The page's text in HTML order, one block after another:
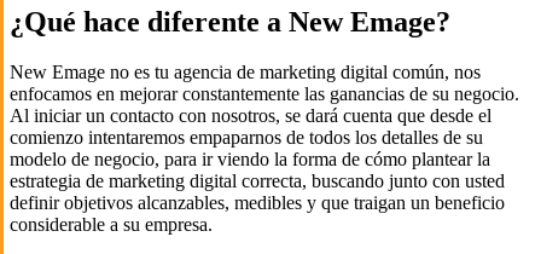
¿Qué hace diferente a New Emage?
New Emage no es tu agencia de marketing digital común, nos
enfocamos en mejorar constantemente las ganancias de su negocio.
Al iniciar un contacto con nosotros, se dará cuenta que desde el
comienzo intentaremos empaparnos de todos los detalles de su
modelo de negocio, para ir viendo la forma de cómo plantear la
estrategia de marketing digital correcta, buscando junto con usted
definir objetivos alcanzables, medibles y que traigan un beneficio
considerable a su empresa.